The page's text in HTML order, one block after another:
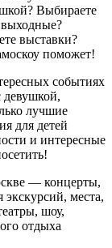
Выбираете
выходные?
выставки?
поможет!
событиях
лучшие
для детей
и интересные
— концерты,
экскурсий, места,
шоу,
отдыха